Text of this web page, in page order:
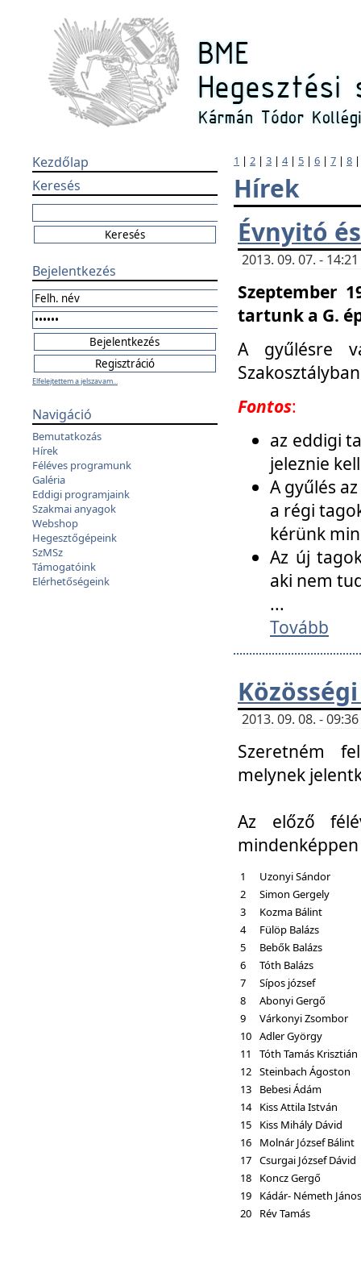
Kezdőlap
Keresés
Bejelentkezés
Elfelejtettem a jelszavam...
Navigáció
Bemutatkozás
Hírek
Féléves programunk
Galéria
Eddigi programjaink
Szakmai anyagok
Webshop
Hegesztőgépeink
SzMSz
Támogatóink
Elérhetőségeink
1 | 2 | 3 | 4| 5 | 6 | 7 | 8
Hírek
Évnyitó
2013. 09. 07. -
Szeptember
tartunk a G.
A gyűlésre
Fontos:
az eddigi
jeleznie
A gyűlés
a régi
kérünk
Az új
aki nem
...
Tovább
2013. 09. 08. -
Szeretném
melynek
Az előző
1
Uzonyi Sándor
2
Simon Gergely
3
Kozma Bálint
4
Fülöp Balázs
5
Bebők Balázs
6
Tóth Balázs
7
Sípos józsef
8
Abonyi Gergő
9
Várkonyi Zsombor
10 Adler György
11
Tóth Tamás Krisztián
12 Steinbach Ágoston
13
Bebesi Ádám
14 Kiss Attila István
15
Kiss Mihály Dávid
16
Molnár József Bálint
17 Csurgai József Dávid
18
Koncz Gergő
19
Kádár- Németh János
20
Rév Tamás